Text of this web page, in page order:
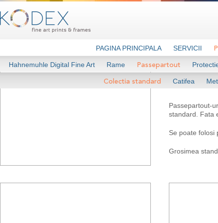
PAGINA PRINCIPALA SERVICII
Hahnemuhle Digital Fine Art Rame Passepartout
Colectia standard Catifea
Colectia
Passepartout-
standard. Fata
Se poate folosi
Grosimea